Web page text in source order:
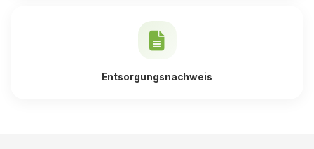
Entsorgungsnachweis